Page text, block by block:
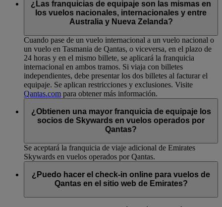
¿Las franquicias de equipaje son las mismas en
los vuelos nacionales, internacionales y entre
Australia y Nueva Zelanda?
Cuando pase de un vuelo internacional a un vuelo nacional o
un vuelo en Tasmania de Qantas, o viceversa, en el plazo de
24 horas y en el mismo billete, se aplicará la franquicia
internacional en ambos tramos. Si viaja con billetes
independientes, debe presentar los dos billetes al facturar el
equipaje. Se aplican restricciones y exclusiones. Visite
Qantas.com para obtener más información.
¿Obtienen una mayor franquicia de equipaje los
socios de Skywards en vuelos operados por
Qantas?
Se aceptará la franquicia de viaje adicional de Emirates
Skywards en vuelos operados por Qantas.
¿Puedo hacer el check-in online para vuelos de
Qantas en el sitio web de Emirates?